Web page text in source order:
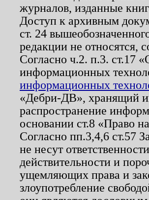
журналов, изданные
Доступ к архивным
ст. 24
редакции не относятся,
Согласно ч.2. п.3. ст.17
информационных
информационных
«Дебри-ДВ», хранящий
распространение
основании ст.8 «Право
Согласно пп.3,4,6 ст.57
не несут
действительности и
ущемляющих права и
злоупотребление